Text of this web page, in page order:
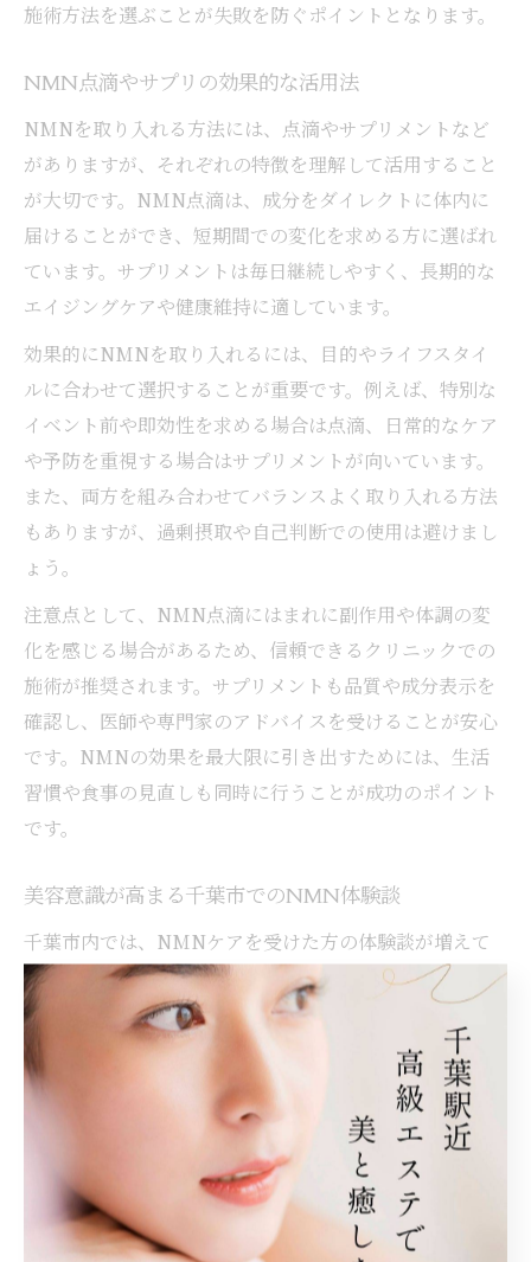
施術方法を選ぶことが失敗を防ぐポイントとなります。
NMN点滴やサプリの効果的な活用法
NMNを取り入れる方法には、点滴やサプリメントなど
がありますが、それぞれの特徴を理解して活用すること
が大切です。NMN点滴は、成分をダイレクトに体内に
届けることができ、短期間での変化を求める方に選ばれ
ています。サプリメントは毎日継続しやすく、長期的な
エイジングケアや健康維持に適しています。
効果的にNMNを取り入れるには、目的やライフスタイ
ルに合わせて選択することが重要です。例えば、特別な
イベント前や即効性を求める場合は点滴、日常的なケア
や予防を重視する場合はサプリメントが向いています。
また、両方を組み合わせてバランスよく取り入れる方法
もありますが、過剰摂取や自己判断での使用は避けまし
ょう。
注意点として、NMN点滴にはまれに副作用や体調の変
化を感じる場合があるため、信頼できるクリニックでの
施術が推奨されます。サプリメントも品質や成分表示を
確認し、医師や専門家のアドバイスを受けることが安心
です。NMNの効果を最大限に引き出すためには、生活
習慣や食事の見直しも同時に行うことが成功のポイント
です。
美容意識が高まる千葉市でのNMN体験談
千葉市内では、NMNケアを受けた方の体験談が増えて
おり、実際に肌のハリや透明感、疲労感の改善を実感し
たという声が多く聞かれます。特に、エステサロンやク
リニックでのフェイシャル施術後は「翌日の化粧ノリが
違う」「たるみが目立たなくなった」といった具体的な
変化を感じる方が目立ちます。
40代女性の事例では、定期的なNMN点滴を受けること
で、年齢肌の悩みが軽減し、周囲から「若返った」と言
われるようになったという体験がありました。また、仕